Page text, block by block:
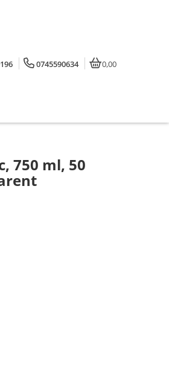
0745590634 0,00
750 ml, 50